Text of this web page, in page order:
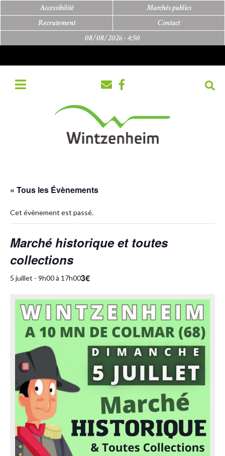
Accessibilité
Marchés publics
Recrutement
Contact
08/08/2026 -4:50
« Tous les Évènements
Cet évènement est passé.
Marché historique et toutes
collections
5 juillet - 9h00à 17h003€